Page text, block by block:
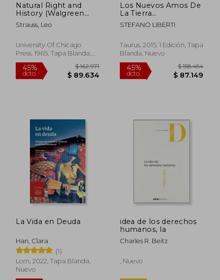
45%
dcto.
$ 65.017
$ 35.760
Natural Right and
History (Walgreen
Foundation Lectures)
(en Inglés)
Strauss, Leo
University Of Chicago
Press, 1965, Tapa Blanda,
Nuevo
Los Nuevos Amos De
La Tierra
(PENSAMIENTO)
STEFANO LIBERTI
Taurus, 2015, 1 Edición, Tapa
Blanda, Nuevo
La Vida en Deuda
Han, Clara
(1)
Lom, 2022, Tapa Blanda,
Nuevo
idea de los derechos
humanos, la
Charles R. Beitz
, Nuevo